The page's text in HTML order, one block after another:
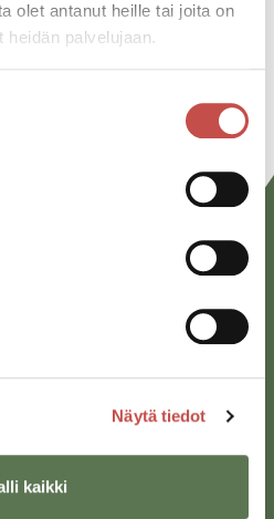
olet antanut heille tai joita on
palvelujaan.
Näytä tiedot
kaikki